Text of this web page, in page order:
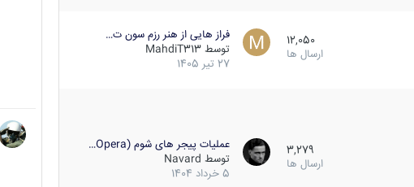
12,050
ارسال ها
فراز هایی از هنر رزم سون ت…
توسط MahdiT313
27 تیر 1405
3,279
ارسال ها
عملیات پیجر های شوم (Opera…
توسط Navard
5 خرداد 1404